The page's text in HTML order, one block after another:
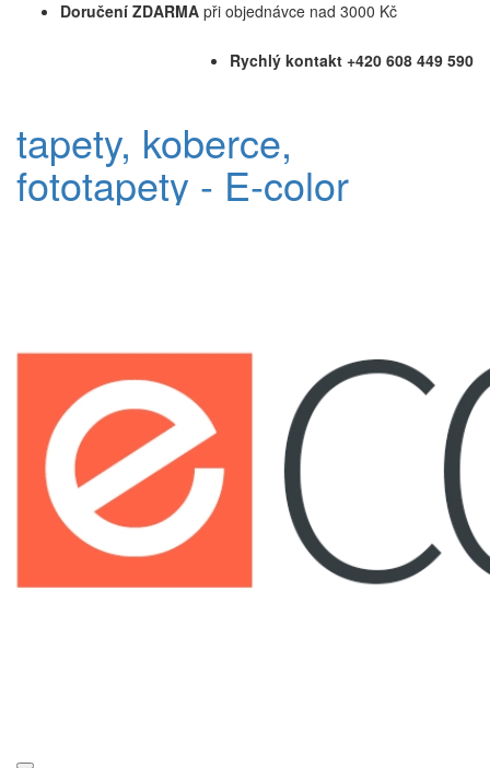
Doručení ZDARMA při objednávce nad 3000 Kč
Rychlý kontakt +420 608 449 590
tapety, koberce,
fototapety - E-color